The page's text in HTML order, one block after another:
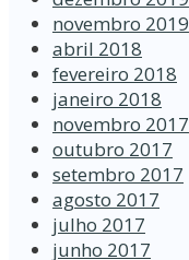
novembro 2019
abril 2018
fevereiro 2018
janeiro 2018
novembro 2017
outubro 2017
setembro 2017
agosto 2017
julho 2017
junho 2017